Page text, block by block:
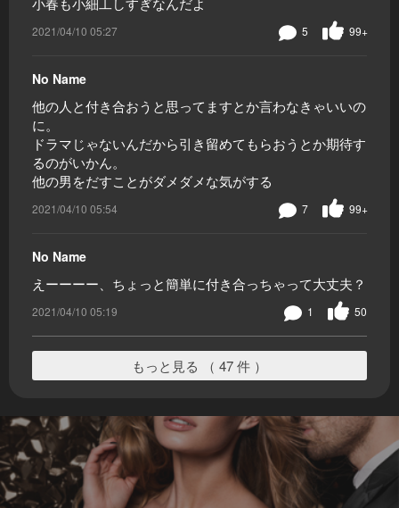
2021/04/10 05:27 99+
5
No Name
他の人と付き合おうと思ってますとか言わなきゃいいの
に。
ドラマじゃないんだから引き留めてもらおうとか期待す
るのがいかん。
他の男をだすことがダメダメな気がする
2021/04/10 05:54 99+
7
No Name
えーーーー、ちょっと簡単に付き合っちゃって大丈夫？
2021/04/10 05:19 50
1
もっと見る （ 47 件 ）